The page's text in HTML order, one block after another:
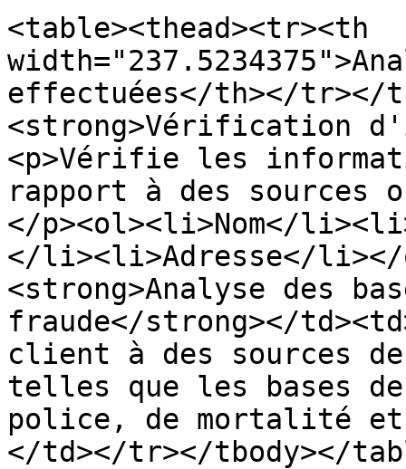
<table><thead><tr><th
effectuées</th></tr></
<strong>Vérification
<p>Vérifie les
rapport à des
</p><ol><li>Nom</
</li><li>Adresse</
<strong>Analyse des
fraude</strong></
client à des sources
telles que les bases
police, de mortalité
</td></tr></tbody></